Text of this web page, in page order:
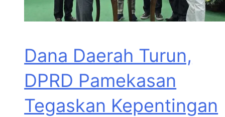
Dana Daerah Turun,
DPRD Pamekasan
Tegaskan Kepentingan